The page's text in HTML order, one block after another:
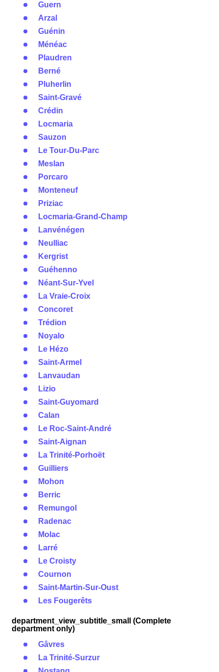
Guern
Arzal
Guénin
Ménéac
Plaudren
Berné
Pluherlin
Saint-Gravé
Crédin
Locmaria
Sauzon
Le Tour-Du-Parc
Meslan
Porcaro
Monteneuf
Priziac
Locmaria-Grand-Champ
Lanvénégen
Neulliac
Kergrist
Guéhenno
Néant-Sur-Yvel
La Vraie-Croix
Concoret
Trédion
Noyalo
Le Hézo
Saint-Armel
Lanvaudan
Lizio
Saint-Guyomard
Calan
Le Roc-Saint-André
Saint-Aignan
La Trinité-Porhoët
Guilliers
Mohon
Berric
Remungol
Radenac
Molac
Larré
Le Croisty
Cournon
Saint-Martin-Sur-Oust
Les Fougerêts
department_view_subtitle_small (Complete
department only)
Gâvres
La Trinité-Surzur